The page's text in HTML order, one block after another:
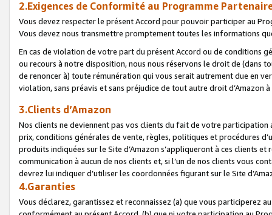
2.Exigences de Conformité au Programme
Vous devez respecter le présent Accord pour pouvoir participer au
Vous devez nous transmettre promptement toutes les informations
En cas de violation de votre part du présent Accord ou de conditions
ou recours à notre disposition, nous nous réservons le droit de (dans
de renoncer à) toute rémunération qui vous serait autrement due en
violation, sans préavis et sans préjudice de tout autre droit
3.Clients d’Amazon
Nos clients ne deviennent pas vos clients du fait de votre
prix, conditions générales de vente, règles, politiques et procédures
produits indiquées sur le Site d’Amazon s’appliqueront à ces clients
communication à aucun de nos clients et, si l’un de nos clients vous
devrez lui indiquer d’utiliser les coordonnées figurant sur le Site
4.Garanties
Vous déclarez, garantissez et reconnaissez (a) que vous participerez